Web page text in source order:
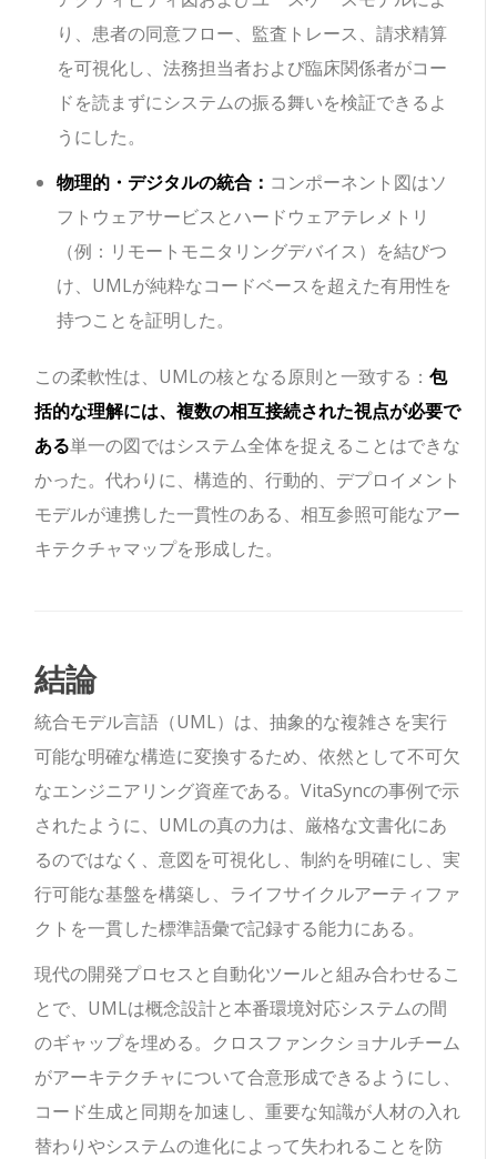
り、患者の同意フロー、監査トレース、請求精算
を可視化し、法務担当者および臨床関係者がコー
ドを読まずにシステムの振る舞いを検証できるよ
うにした。
物理的・デジタルの統合： コンポーネント図はソ
フトウェアサービスとハードウェアテレメトリ
（例：リモートモニタリングデバイス）を結びつ
け、UMLが純粋なコードベースを超えた有用性を
持つことを証明した。
この柔軟性は、UMLの核となる原則と一致する：包
括的な理解には、複数の相互接続された視点が必要で
ある単一の図ではシステム全体を捉えることはできな
かった。代わりに、構造的、行動的、デプロイメント
モデルが連携した一貫性のある、相互参照可能なアー
キテクチャマップを形成した。
結論
統合モデル言語（UML）は、抽象的な複雑さを実行
可能な明確な構造に変換するため、依然として不可欠
なエンジニアリング資産である。VitaSyncの事例で示
されたように、UMLの真の力は、厳格な文書化にあ
るのではなく、意図を可視化し、制約を明確にし、実
行可能な基盤を構築し、ライフサイクルアーティファ
クトを一貫した標準語彙で記録する能力にある。
現代の開発プロセスと自動化ツールと組み合わせるこ
とで、UMLは概念設計と本番環境対応システムの間
のギャップを埋める。クロスファンクショナルチーム
がアーキテクチャについて合意形成できるようにし、
コード生成と同期を加速し、重要な知識が人材の入れ
替わりやシステムの進化によって失われることを防